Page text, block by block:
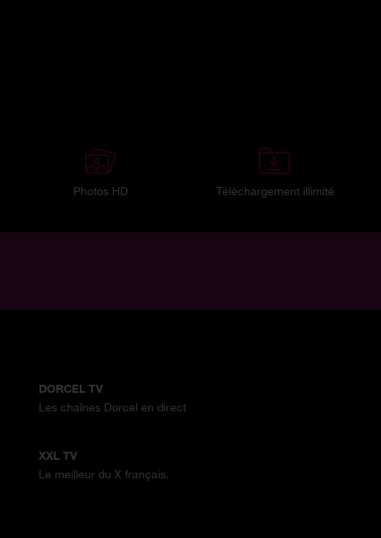
Photos HD Téléchargement illimité
DORCEL TV
Les chaînes Dorcel en direct
XXL TV
Le meilleur du X français.